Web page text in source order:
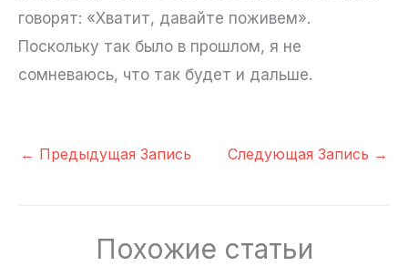
говорят: «Хватит, давайте поживем».
Поскольку так было в прошлом, я не
сомневаюсь, что так будет и дальше.
← Предыдущая Запись Следующая Запись →
Похожие статьи